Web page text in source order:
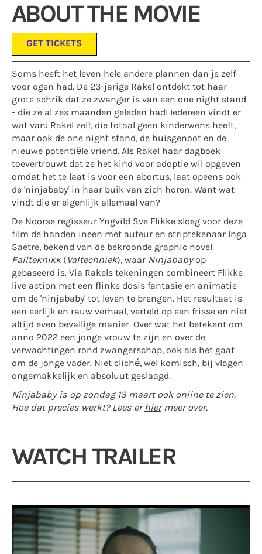
ABOUT THE MOVIE
GET TICKETS
Soms heeft het leven hele andere plannen dan je zelf
voor ogen had. De 23-jarige Rakel ontdekt tot haar
grote schrik dat ze zwanger is van een one night stand
- die ze al zes maanden geleden had! Iedereen vindt er
wat van: Rakel zelf, die totaal geen kinderwens heeft,
maar ook de one night stand, de huisgenoot en de
nieuwe potentiële vriend. Als Rakel haar dagboek
toevertrouwt dat ze het kind voor adoptie wil opgeven
omdat het te laat is voor een abortus, laat opeens ook
de 'ninjababy' in haar buik van zich horen. Want wat
vindt die er eigenlijk allemaal van?
De Noorse regisseur Yngvild Sve Flikke sloeg voor deze
film de handen ineen met auteur en striptekenaar Inga
Saetre, bekend van de bekroonde graphic novel
Fallteknikk( Valtechniek), waar Ninjababyop
gebaseerd is. Via Rakels tekeningen combineert Flikke
live action met een flinke dosis fantasie en animatie
om de 'ninjababy' tot leven te brengen. Het resultaat is
een eerlijk en rauw verhaal, verteld op een frisse en niet
altijd even bevallige manier. Over wat het betekent om
anno 2022 een jonge vrouw te zijn en over de
verwachtingen rond zwangerschap, ook als het gaat
om de jonge vader. Niet cliché, wel komisch, bij vlagen
ongemakkelijk en absoluut geslaagd.
Ninjababy is op zondag 13 maart ook online te zien.
Hoe dat precies werkt? Lees erhiermeer over.
WATCH TRAILER